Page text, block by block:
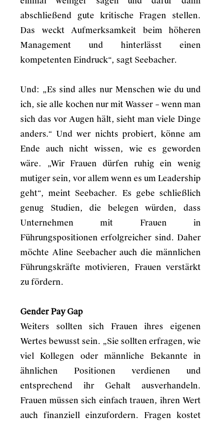
abschließend gute kritische Fragen stellen.
Das weckt Aufmerksamkeit beim höheren
Management und hinterlässt einen
kompetenten Eindruck“, sagt Seebacher.
Und: „Es sind alles nur Menschen wie du und
ich, sie alle kochen nur mit Wasser – wenn man
sich das vor Augen hält, sieht man viele Dinge
anders.“ Und wer nichts probiert, könne am
Ende auch nicht wissen, wie es geworden
wäre. „Wir Frauen dürfen ruhig ein wenig
mutiger sein, vor allem wenn es um Leadership
geht“, meint Seebacher. Es gebe schließlich
genug Studien, die belegen würden, dass
Unternehmen mit Frauen in
Führungspositionen erfolgreicher sind. Daher
möchte Aline Seebacher auch die männlichen
Führungskräfte motivieren, Frauen verstärkt
zu fördern.
Gender Pay Gap
Weiters sollten sich Frauen ihres eigenen
Wertes bewusst sein. „Sie sollten erfragen, wie
viel Kollegen oder männliche Bekannte in
ähnlichen Positionen verdienen und
entsprechend ihr Gehalt ausverhandeln.
Frauen müssen sich einfach trauen, ihren Wert
auch finanziell einzufordern. Fragen kostet